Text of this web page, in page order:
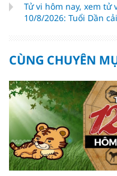
Tử vi hôm nay, xem tử
10/8/2026: Tuổi Dần
CÙNG CHUYÊN